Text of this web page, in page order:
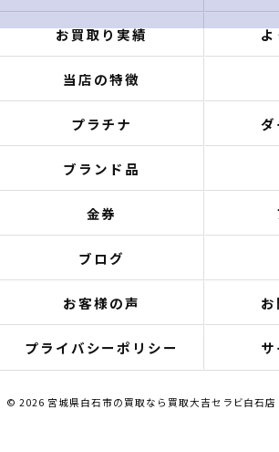
お買取り実績
当店の特徴
プラチナ ダ
ブランド品
金券
ブログ
お客様の声
プライバシーポリシー
© 2026 宮城県白石市の買取なら買取大吉セラビ白石店